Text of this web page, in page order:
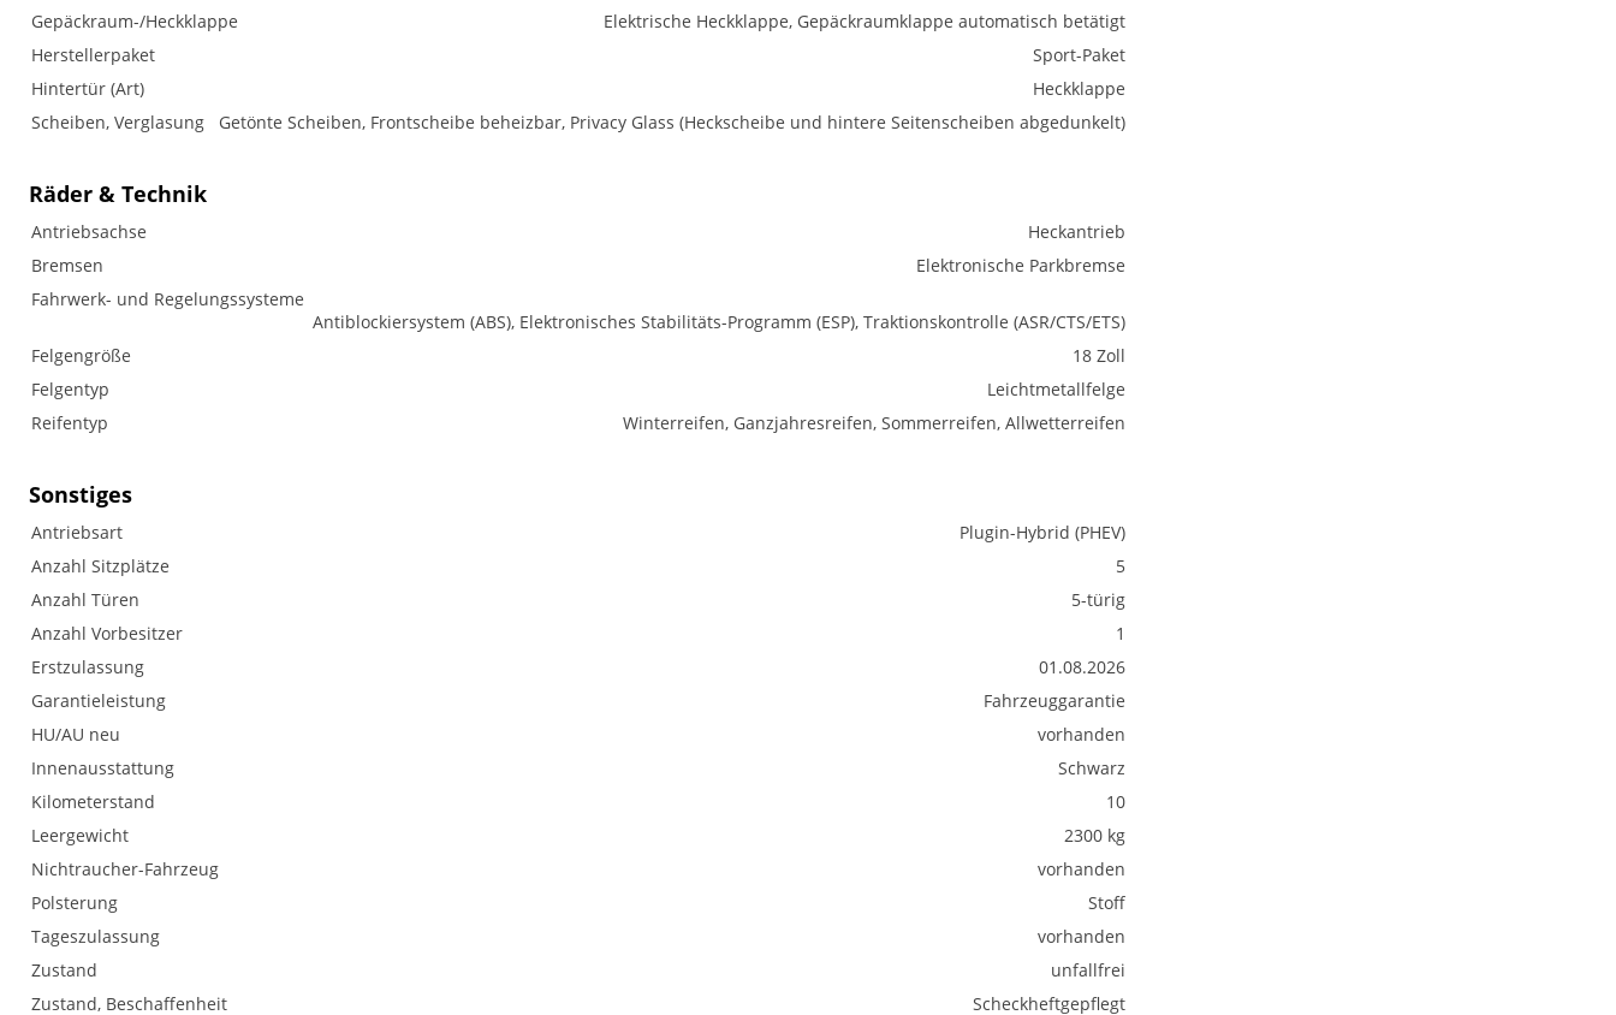
Gepäckraum-/Heckklappe
Elektrische Heckklappe, Gepäckraumklappe automatisch betätigt
Herstellerpaket
Sport-Paket
Hintertür (Art)
Heckklappe
Scheiben, Verglasung
Getönte Scheiben, Frontscheibe beheizbar, Privacy Glass (Heckscheibe und hintere Seitenscheiben abgedunkelt)
Räder & Technik
Antriebsachse
Heckantrieb
Bremsen
Elektronische Parkbremse
Fahrwerk- und Regelungssysteme
Antiblockiersystem (ABS), Elektronisches Stabilitäts-Programm (ESP), Traktionskontrolle (ASR/CTS/ETS)
Felgengröße
18 Zoll
Felgentyp
Leichtmetallfelge
Reifentyp
Winterreifen, Ganzjahresreifen, Sommerreifen, Allwetterreifen
Sonstiges
Antriebsart
Plugin-Hybrid (PHEV)
Anzahl Sitzplätze
5
Anzahl Türen
5-türig
Anzahl Vorbesitzer
1
Erstzulassung
01.08.2026
Garantieleistung
Fahrzeuggarantie
HU/AU neu
vorhanden
Innenausstattung
Schwarz
Kilometerstand
10
Leergewicht
2300 kg
Nichtraucher-Fahrzeug
vorhanden
Polsterung
Stoff
Tageszulassung
vorhanden
Zustand
unfallfrei
Zustand, Beschaffenheit
Scheckheftgepflegt